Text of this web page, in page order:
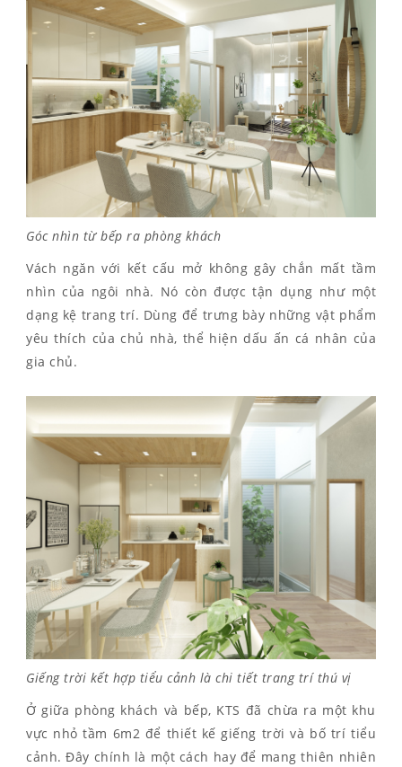
Góc nhìn từ bếp ra phòng khách
Vách ngăn với kết cấu mở không gây chắn mất tầm
nhìn của ngôi nhà. Nó còn được tận dụng như một
dạng kệ trang trí. Dùng để trưng bày những vật phẩm
yêu thích của chủ nhà, thể hiện dấu ấn cá nhân của
gia chủ.
Giếng trời kết hợp tiểu cảnh là chi tiết trang trí thú vị
Ở giữa phòng khách và bếp, KTS đã chừa ra một khu
vực nhỏ tầm 6m2 để thiết kế giếng trời và bố trí tiểu
cảnh. Đây chính là một cách hay để mang thiên nhiên